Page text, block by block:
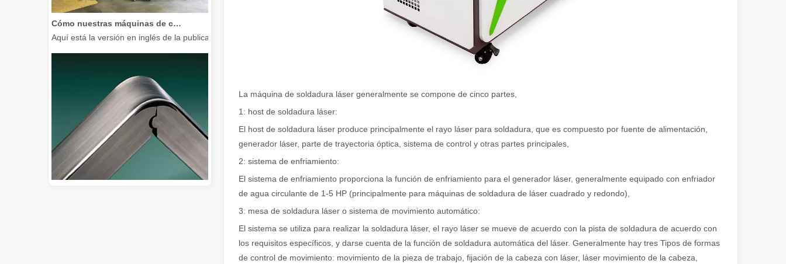
Cómo nuestras máquinas de corte por láser están fortaleciendo la fabricación mexicana
Aquí está la versión en inglés de la publicación del blog, adaptada a una audiencia internacional manteniendo el tono profesional e inspirador del original. Shining Across the Pacific: How Our
La máquina de soldadura láser generalmente se compone de cinco partes,
1: host de soldadura láser:
El host de soldadura láser produce principalmente el rayo láser para soldadura, que es compuesto por fuente de alimentación,
generador láser, parte de trayectoria óptica, sistema de control y otras partes principales,
2: sistema de enfriamiento:
El sistema de enfriamiento proporciona la función de enfriamiento para el generador láser, generalmente equipado con enfriador
de agua circulante de 1-5 HP (principalmente para máquinas de soldadura de láser cuadrado y redondo),
3: mesa de soldadura láser o sistema de movimiento automático:
El sistema se utiliza para realizar la soldadura láser, el rayo láser se mueve de acuerdo con la pista de soldadura de acuerdo con
los requisitos específicos, y darse cuenta de la función de soldadura automática del láser. Generalmente hay tres Tipos de formas
de control de movimiento: movimiento de la pieza de trabajo, fijación de la cabeza con láser, láser movimiento de la cabeza,